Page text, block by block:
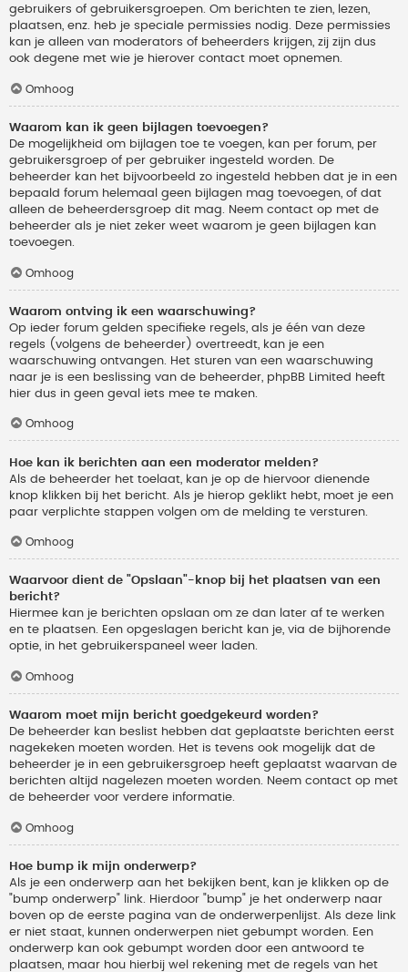
gebruikers of gebruikersgroepen. Om berichten te zien, lezen,
plaatsen, enz. heb je speciale permissies nodig. Deze permissies
kan je alleen van moderators of beheerders krijgen, zij zijn dus
ook degene met wie je hierover contact moet opnemen.
Omhoog
Waarom kan ik geen bijlagen toevoegen?
De mogelijkheid om bijlagen toe te voegen, kan per forum, per
gebruikersgroep of per gebruiker ingesteld worden. De
beheerder kan het bijvoorbeeld zo ingesteld hebben dat je in een
bepaald forum helemaal geen bijlagen mag toevoegen, of dat
alleen de beheerdersgroep dit mag. Neem contact op met de
beheerder als je niet zeker weet waarom je geen bijlagen kan
toevoegen.
Omhoog
Waarom ontving ik een waarschuwing?
Op ieder forum gelden specifieke regels, als je één van deze
regels (volgens de beheerder) overtreedt, kan je een
waarschuwing ontvangen. Het sturen van een waarschuwing
naar je is een beslissing van de beheerder, phpBB Limited heeft
hier dus in geen geval iets mee te maken.
Omhoog
Hoe kan ik berichten aan een moderator melden?
Als de beheerder het toelaat, kan je op de hiervoor dienende
knop klikken bij het bericht. Als je hierop geklikt hebt, moet je een
paar verplichte stappen volgen om de melding te versturen.
Omhoog
Waarvoor dient de "Opslaan"-knop bij het plaatsen van een
bericht?
Hiermee kan je berichten opslaan om ze dan later af te werken
en te plaatsen. Een opgeslagen bericht kan je, via de bijhorende
optie, in het gebruikerspaneel weer laden.
Omhoog
Waarom moet mijn bericht goedgekeurd worden?
De beheerder kan beslist hebben dat geplaatste berichten eerst
nagekeken moeten worden. Het is tevens ook mogelijk dat de
beheerder je in een gebruikersgroep heeft geplaatst waarvan de
berichten altijd nagelezen moeten worden. Neem contact op met
de beheerder voor verdere informatie.
Omhoog
Hoe bump ik mijn onderwerp?
Als je een onderwerp aan het bekijken bent, kan je klikken op de
"bump onderwerp" link. Hierdoor "bump" je het onderwerp naar
boven op de eerste pagina van de onderwerpenlijst. Als deze link
er niet staat, kunnen onderwerpen niet gebumpt worden. Een
onderwerp kan ook gebumpt worden door een antwoord te
plaatsen, maar hou hierbij wel rekening met de regels van het